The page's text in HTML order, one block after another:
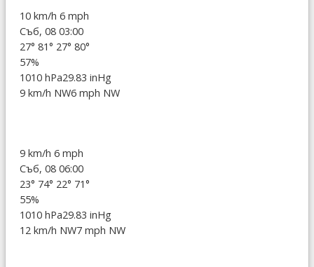
10 km/h 6 mph
Съб, 08 03:00
27° 81° 27° 80°
57%
1010 hPa29.83 inHg
9 km/h NW6 mph NW
9 km/h 6 mph
Съб, 08 06:00
23° 74° 22° 71°
55%
1010 hPa29.83 inHg
12 km/h NW7 mph NW